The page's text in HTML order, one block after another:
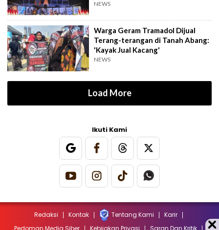
NEWS
Warga Geram Tramadol Dijual
Terang-terangan di Tanah Abang:
'Kayak Jual Kacang'
NEWS
Load More
Ikuti Kami
Redaksi Kontak Tentang Kami
Karir